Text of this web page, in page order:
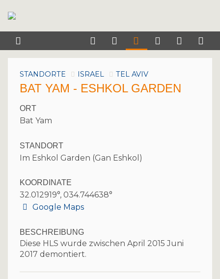
STANDORTE ISRAEL TEL AVIV
BAT YAM - ESHKOL GARDEN
ORT
Bat Yam
STANDORT
Im Eshkol Garden (Gan Eshkol)
KOORDINATE
32.012919°, 034.744638°
Google Maps
BESCHREIBUNG
Diese HLS wurde zwischen April 2015 Juni
2017 demontiert.